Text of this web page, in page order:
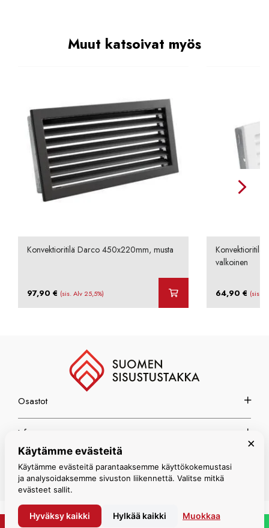
Muut katsoivat myös
Konvektioritilä Darco 450x220mm, musta
97,90€ (sis. Alv 25,5%)
Konvektioritilä
valkoinen
64,90 € (sis.
Osastot
Info
Espoon myymälä
© Suomen Sisustustakka 2026
×
Käytämme evästeitä
Käytämme evästeitä parantaaksemme käyttökokemustasi
ja analysoidaksemme sivuston liikennettä. Valitse mitkä
evästeet sallit.
Hyväksy kaikki Hylkää kaikki Muokkaa